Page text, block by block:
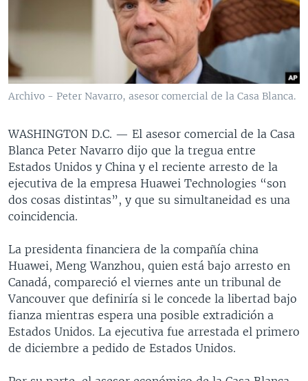
BRASIL
ENTRETENIMIENTO Y CULTURA
DEPORTES
VIDEOS
AUDIOS
PROGRAMAS TV
FORO INTERAMERICANO
LAS CLAVES
PANORAMA
RADIO
AVANCE INFORMATIVO
BUENOS DÍAS AMÉRICA
ESTADOS UNIDOS AL DÍA
EL MUNDO AL DÍA [RADIO]
FORO [RADIO]
NOTA ECONÓMICA
ENTRETENIMIENTO
DIRECT
Learning English
SÍGANOS
Idiomas
Archivo - Peter Navarro, asesor comercial de la Casa Blanca.
WASHINGTON D.C. — El asesor comercial de la Casa
Blanca Peter Navarro dijo que la tregua entre
Estados Unidos y China y el reciente arresto de la
ejecutiva de la empresa Huawei Technologies “son
dos cosas distintas”, y que su simultaneidad es una
coincidencia.
La presidenta financiera de la compañía china
Huawei, Meng Wanzhou, quien está bajo arresto en
Canadá, compareció el viernes ante un tribunal de
Vancouver que definiría si le concede la libertad bajo
fianza mientras espera una posible extradición a
Estados Unidos. La ejecutiva fue arrestada el primero
de diciembre a pedido de Estados Unidos.